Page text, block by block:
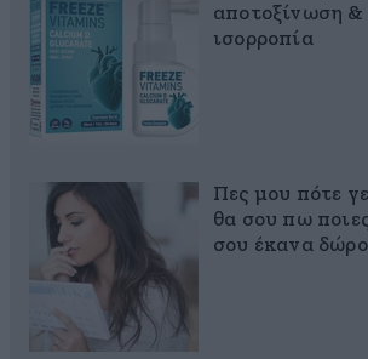
αποτοξίνωση
ισορροπία
Πες μου πότε
θα σου πω
σου έκανα